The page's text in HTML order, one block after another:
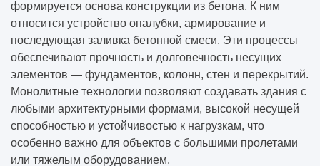
формируется основа конструкции из бетона. К ним
относится устройство опалубки, армирование и
последующая заливка бетонной смеси. Эти процессы
обеспечивают прочность и долговечность несущих
элементов — фундаментов, колонн, стен и перекрытий.
Монолитные технологии позволяют создавать здания с
любыми архитектурными формами, высокой несущей
способностью и устойчивостью к нагрузкам, что
особенно важно для объектов с большими пролетами
или тяжелым оборудованием.